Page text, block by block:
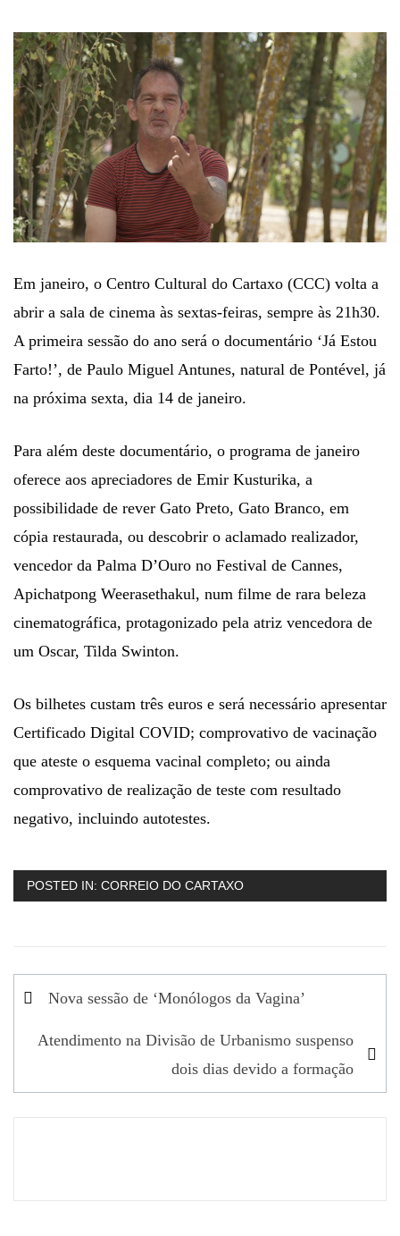
Em janeiro, o Centro Cultural do Cartaxo (CCC) volta a
abrir a sala de cinema às sextas-feiras, sempre às 21h30.
A primeira sessão do ano será o documentário ‘Já Estou
Farto!’, de Paulo Miguel Antunes, natural de Pontével, já
na próxima sexta, dia 14 de janeiro.
Para além deste documentário, o programa de janeiro
oferece aos apreciadores de Emir Kusturika, a
possibilidade de rever Gato Preto, Gato Branco, em
cópia restaurada, ou descobrir o aclamado realizador,
vencedor da Palma D’Ouro no Festival de Cannes,
Apichatpong Weerasethakul, num filme de rara beleza
cinematográfica, protagonizado pela atriz vencedora de
um Oscar, Tilda Swinton.
Os bilhetes custam três euros e será necessário apresentar
Certificado Digital COVID; comprovativo de vacinação
que ateste o esquema vacinal completo; ou ainda
comprovativo de realização de teste com resultado
negativo, incluindo autotestes.
POSTED IN: CORREIO DO CARTAXO
Navegação
artigos
Nova sessão de ‘Monólogos da Vagina’
Atendimento na Divisão de Urbanismo suspenso
dois dias devido a formação